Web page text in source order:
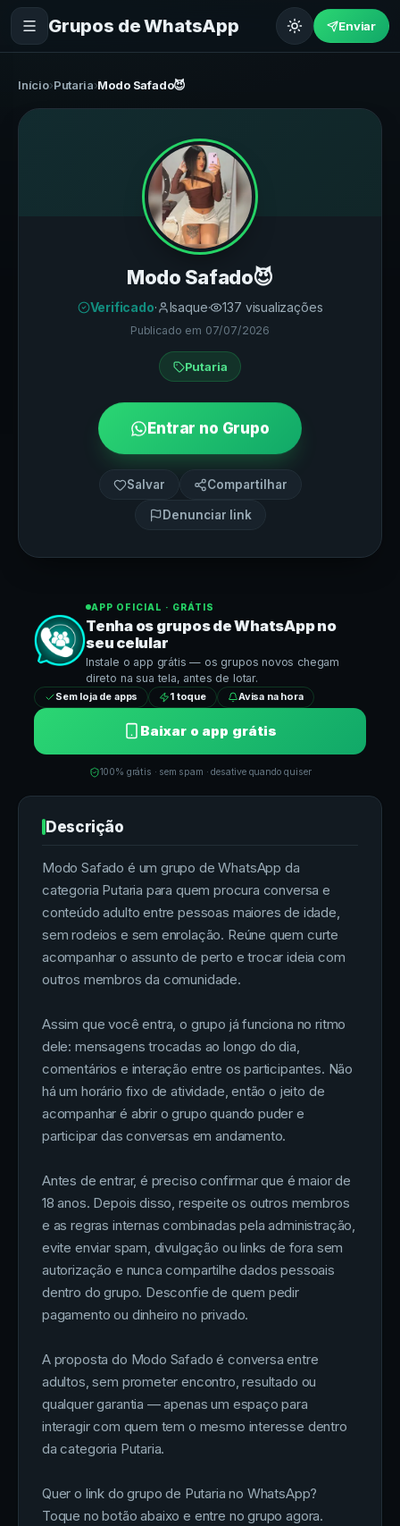
Grupos de WhatsApp Enviar
Início›Putaria›Modo Safado😈
Modo Safado😈
Verificado· Isaque· 137 visualizações
Publicado em 07/07/2026
Putaria
Entrar no Grupo
Salvar Compartilhar
Denunciar link
APP OFICIAL · GRÁTIS
Tenha os grupos deWhatsAppno
seu celular
Instale o app grátis — os grupos novos chegam
direto na sua tela, antes de lotar.
Sem loja de apps 1 toque Avisa na hora
Baixar o app grátis
100% grátis · sem spam · desative quando quiser
Descrição
Modo Safado é um grupo de WhatsApp da
categoria Putaria para quem procura conversa e
conteúdo adulto entre pessoas maiores de idade,
sem rodeios e sem enrolação. Reúne quem curte
acompanhar o assunto de perto e trocar ideia com
outros membros da comunidade.
Assim que você entra, o grupo já funciona no ritmo
dele: mensagens trocadas ao longo do dia,
comentários e interação entre os participantes. Não
há um horário fixo de atividade, então o jeito de
acompanhar é abrir o grupo quando puder e
participar das conversas em andamento.
Antes de entrar, é preciso confirmar que é maior de
18 anos. Depois disso, respeite os outros membros
e as regras internas combinadas pela administração,
evite enviar spam, divulgação ou links de fora sem
autorização e nunca compartilhe dados pessoais
dentro do grupo. Desconfie de quem pedir
pagamento ou dinheiro no privado.
A proposta do Modo Safado é conversa entre
adultos, sem prometer encontro, resultado ou
qualquer garantia — apenas um espaço para
interagir com quem tem o mesmo interesse dentro
da categoria Putaria.
Quer o link do grupo de Putaria no WhatsApp?
Toque no botão abaixo e entre no grupo agora.